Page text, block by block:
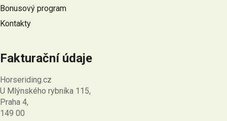
Bonusový program
Kontakty
Fakturační údaje
Horseriding.cz
U Mlýnského rybníka 115,
Praha 4,
149 00